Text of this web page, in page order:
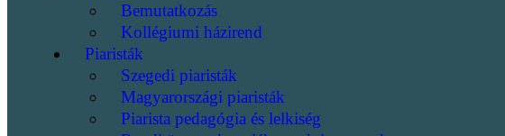
Bemutatkozás
Kollégiumi házirend
Piaristák
Szegedi piaristák
Magyarországi piaristák
Piarista pedagógia és lelkiség